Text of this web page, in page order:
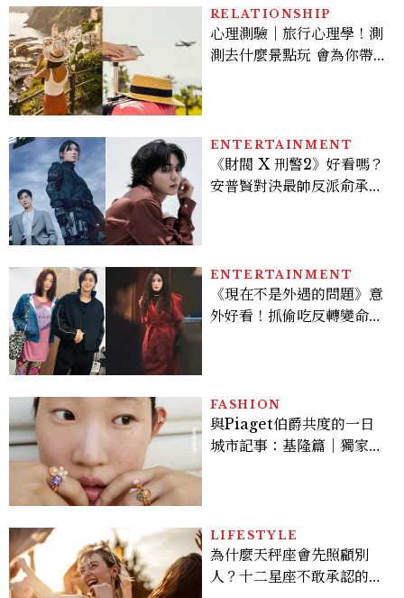
RELATIONSHIP
心理測驗｜旅行心理學！測
測去什麼景點玩 會為你帶來
ENTERTAINMENT
《財閥 X 刑警2》好看嗎？
安普賢對決最帥反派俞承
多大？
ENTERTAINMENT
《現在不是外遇的問題》意
外好看！抓偷吃反轉變命
看點懶人包
FASHION
與Piaget伯爵共度的一日
城市記事：基隆篇｜獨家影
LIFESTYLE
為什麼天秤座會先照顧別
人？十二星座不敢承認的一